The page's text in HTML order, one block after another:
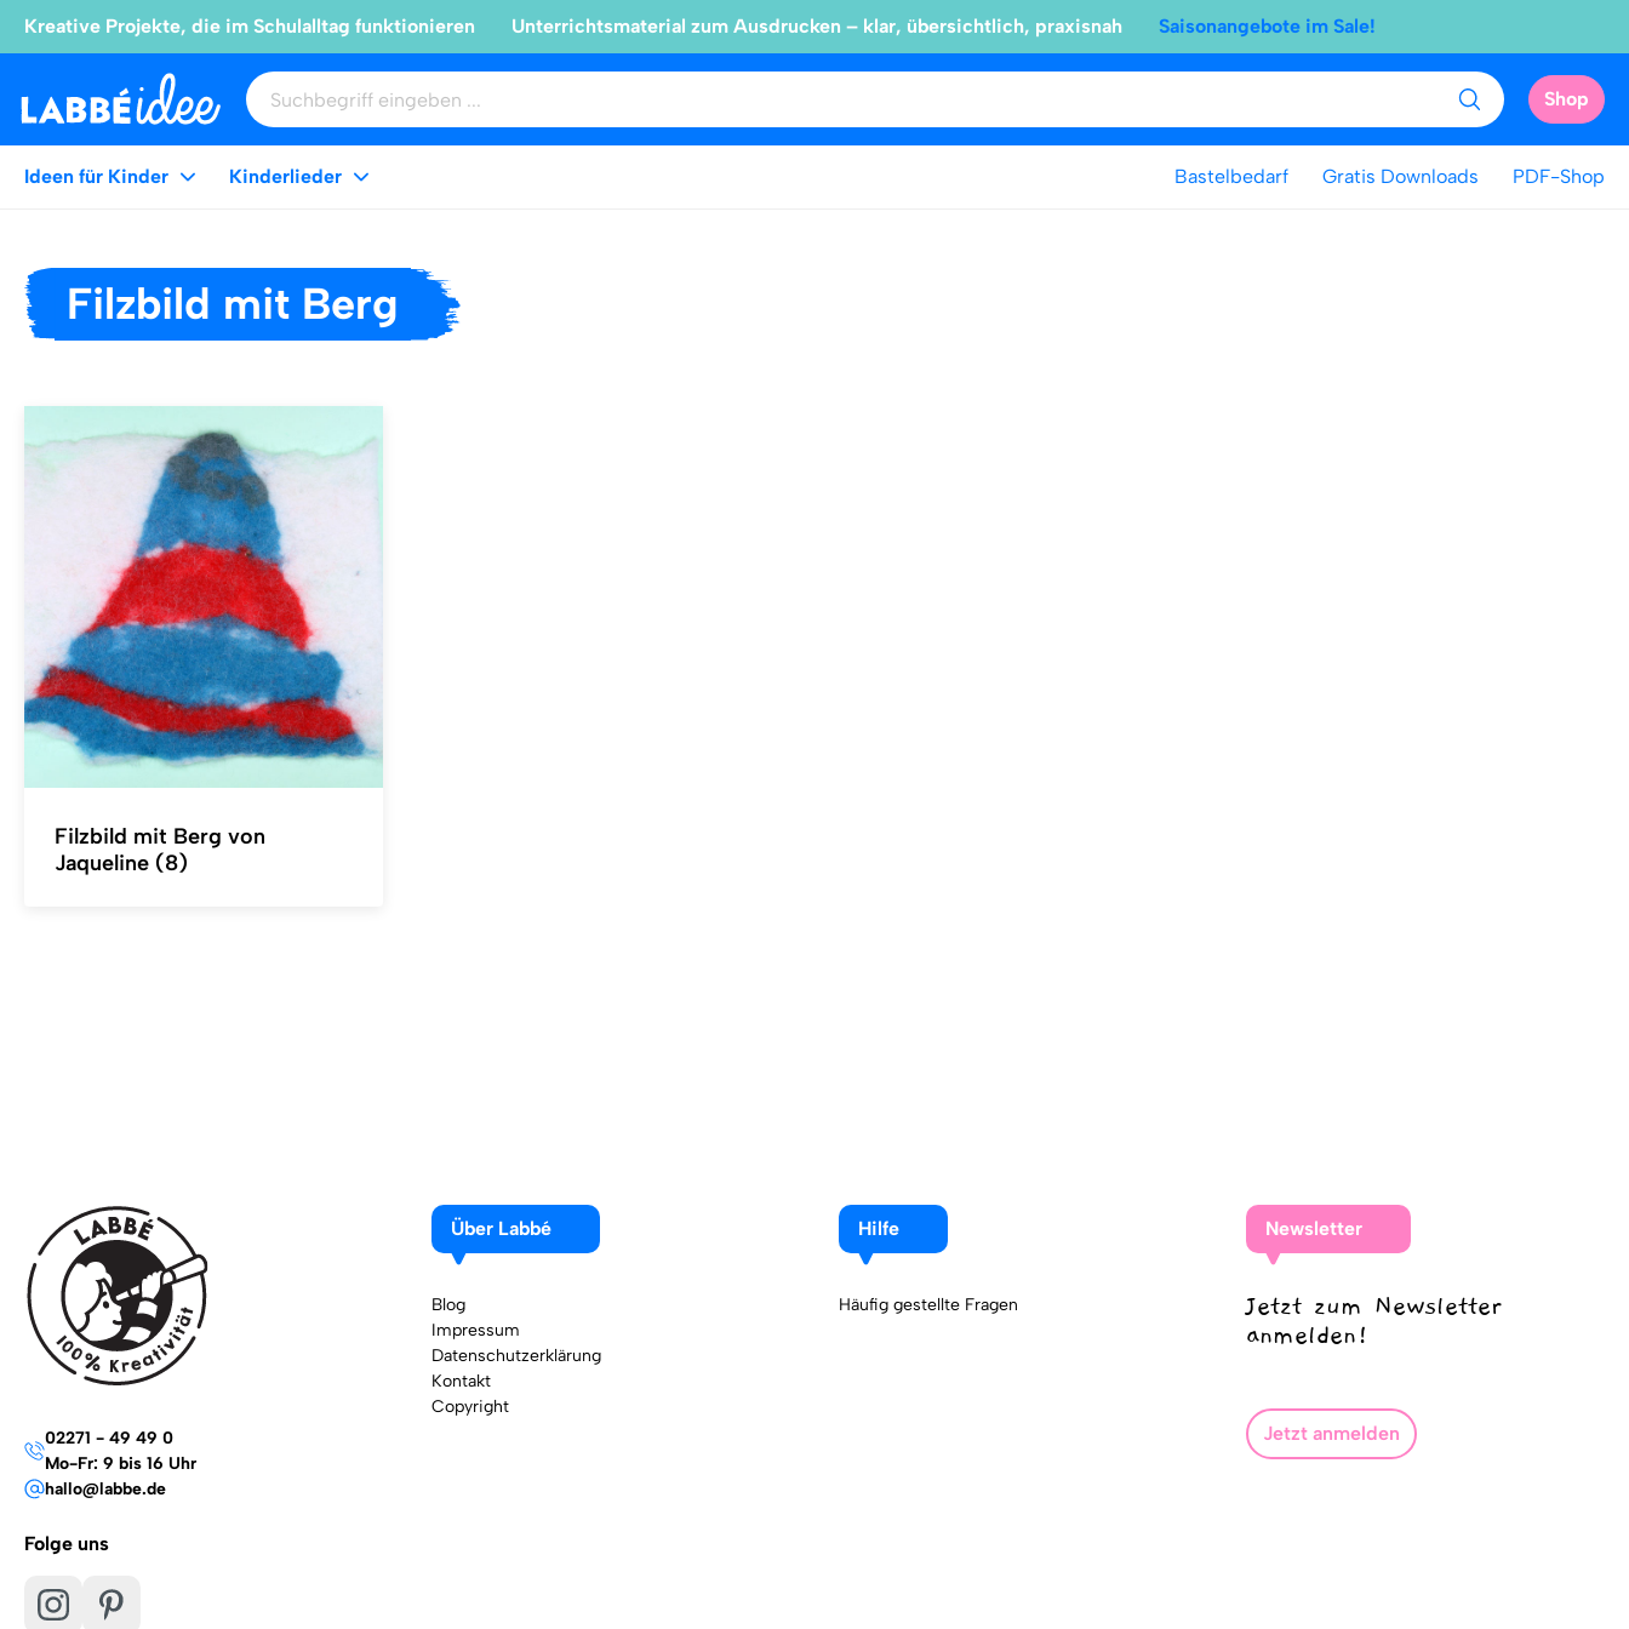
Kreative Projekte, die im Schulalltag funktionieren Unterrichtsmaterial zum Ausdrucken – klar, übersichtlich, praxisnah Saisonangebote im Sale!
Shop
Ideen für Kinder Kinderlieder Bastelbedarf Gratis Downloads PDF-Shop
Filzbild mit Berg
Filzbild mit Berg von
Jaqueline (8)
02271 - 49 49 0
Mo-Fr: 9 bis 16 Uhr
hallo@labbe.de
Folge uns
Über Labbé
Blog
Impressum
Datenschutzerklärung
Kontakt
Copyright
Hilfe
Häufig gestellte Fragen
Newsletter
Jetzt zum Newsletter
anmelden!
Jetzt anmelden